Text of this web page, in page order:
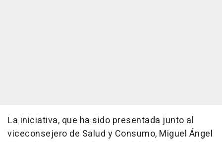
La iniciativa, que ha sido presentada junto al
viceconsejero de Salud y Consumo, Miguel Ángel